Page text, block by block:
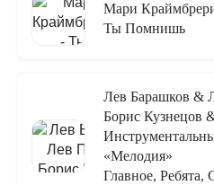
Мари
Ты Помнишь
Лев Барашков &
Борис Кузнецов
«Мелодия»
Главное, Ребята,